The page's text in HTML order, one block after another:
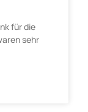
für die
sehr